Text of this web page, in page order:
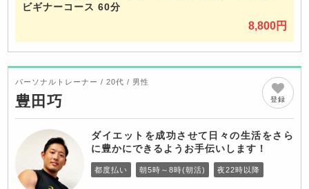
ビギナーコース 60分
8,800円
登録
パーソナルトレーナー / 20代 / 男性
豊田巧
ダイエットを成功させて日々の生活をさら
に豊かにできるようお手伝いします！
都度払い 朝5時～8時(朝活) 夜22時以降